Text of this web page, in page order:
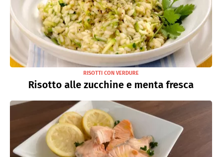
RISOTTI CON VERDURE
Risotto alle zucchine e menta fresca